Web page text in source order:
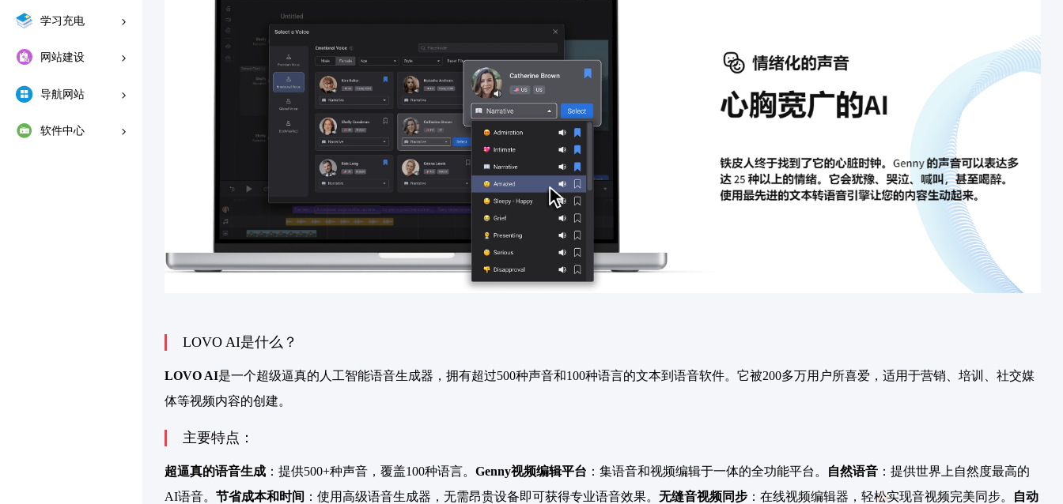
学习充电
网站建设
导航网站
软件中心
LOVO AI是什么？
LOVO AI是一个超级逼真的人工智能语音生成器，拥有超过500种声音和100种语言的文本到语音软件。它被200多万用户所喜爱，适用于营销、培训、社交媒
体等视频内容的创建。
主要特点：
超逼真的语音生成 ：提供500+种声音，覆盖100种语言。 Genny视频编辑平台 ：集语音和视频编辑于一体的全功能平台。 自然语音 ：提供世界上自然度最高的
AI语音。 节省成本和时间 ：使用高级语音生成器，无需昂贵设备即可获得专业语音效果。 无缝音视频同步 ：在线视频编辑器，轻松实现音视频完美同步。
自动